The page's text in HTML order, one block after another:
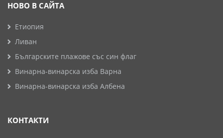
НОВО В САЙТА
Етиопия
Ливан
Българските плажове със син флаг
Винарна-винарска изба Варна
Винарна-винарска изба Албена
КОНТАКТИ